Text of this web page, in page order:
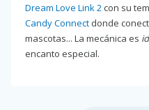
Dream Love Link 2 con su
Candy Connect donde
mascotas... La mecánica es
encanto especial.